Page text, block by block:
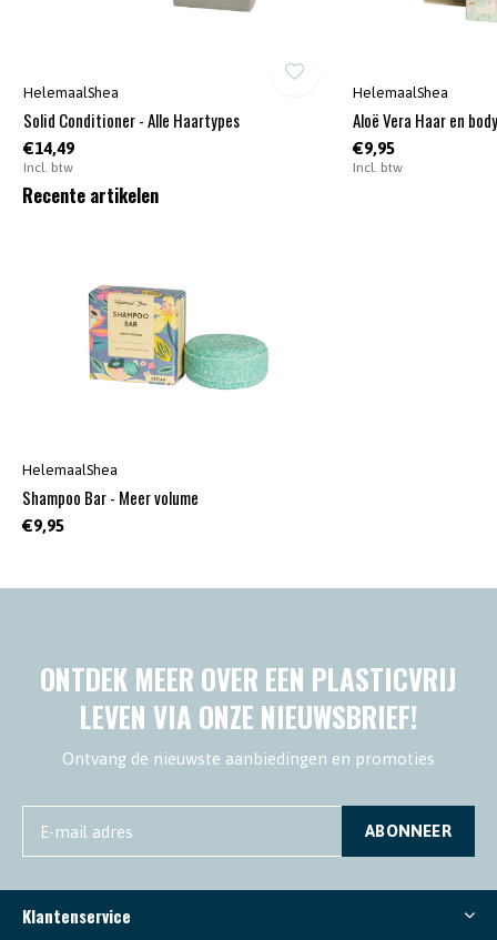
HelemaalShea
Solid Conditioner - Alle Haartypes
€14,49
Incl. btw
HelemaalShea
Aloë Vera Haar en
€9,95
Incl. btw
Recente artikelen
HelemaalShea
Shampoo Bar - Meer volume
€9,95
ONTDEK MEER OVER EEN PLASTICVRIJ
LEVEN VIA ONZE NIEUWSBRIEF!
Ontvang de nieuwste aanbiedingen en promoties
ABONNEER
Klantenservice